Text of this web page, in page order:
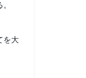
を大